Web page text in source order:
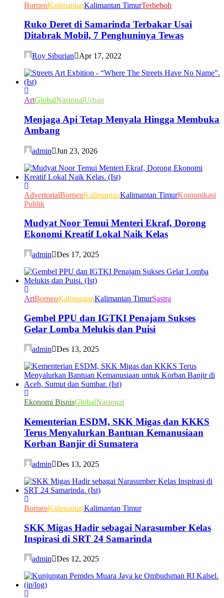
BorneoKalimantanKalimantan TimurTerheboh
Ruko Deret di Samarinda Terbakar Usai
Ditabrak Mobil, 7 Penghuninya Tewas
Roy Siburian Apr 17, 2022
ArtGlobalNasionalUrban
Menjaga Api Tetap Menyala Hingga Membuka
Ambang
admin Jun 23, 2026
AdvertorialBorneoKalimantanKalimantan TimurKomunikasi
Publik
Mudyat Noor Temui Menteri Ekraf, Dorong
Ekonomi Kreatif Lokal Naik Kelas
admin Des 17, 2025
ArtBorneoKalimantanKalimantan TimurSastra
Gembel PPU dan IGTKI Penajam Sukses
Gelar Lomba Melukis dan Puisi
admin Des 13, 2025
Ekonomi BisnisGlobalNasional
Kementerian ESDM, SKK Migas dan KKKS
Terus Menyalurkan Bantuan Kemanusiaan
Korban Banjir di Sumatera
admin Des 13, 2025
BorneoKalimantanKalimantan Timur
SKK Migas Hadir sebagai Narasumber Kelas
Inspirasi di SRT 24 Samarinda
admin Des 12, 2025